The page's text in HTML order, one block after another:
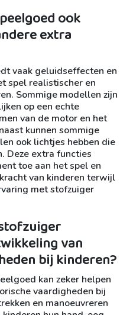
ook
extra
vaak geluidseffecten en
spel realistischer en
Sommige modellen zijn
op een echte
van de motor en het
kunnen sommige
ook lichtjes hebben die
Deze extra functies
toe aan het spel en
van kinderen terwijl
met stofzuiger
van
bij kinderen?
kan zeker helpen
vaardigheden bij
en manoeuvreren